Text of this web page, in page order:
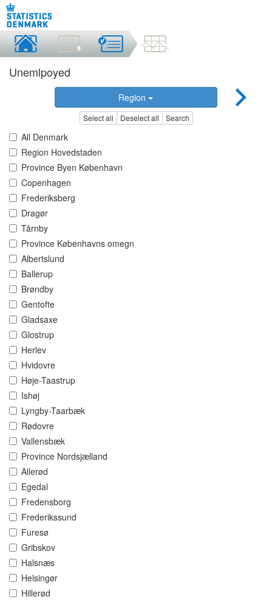
Unemlpoyed
Region
Select all Deselect all Search
All Denmark
Region Hovedstaden
Province Byen København
Copenhagen
Frederiksberg
Dragør
Tårnby
Province Københavns omegn
Albertslund
Ballerup
Brøndby
Gentofte
Gladsaxe
Glostrup
Herlev
Hvidovre
Høje-Taastrup
Ishøj
Lyngby-Taarbæk
Rødovre
Vallensbæk
Province Nordsjælland
Allerød
Egedal
Fredensborg
Frederikssund
Furesø
Gribskov
Halsnæs
Helsingør
Hillerød